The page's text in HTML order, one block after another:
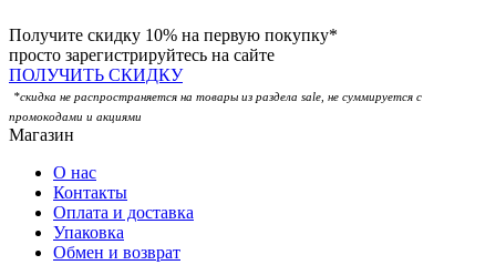
Получите скидку 10% на первую покупку*
просто зарегистрируйтесь на сайте
ПОЛУЧИТЬ СКИДКУ
*скидка не распространяется на товары из раздела sale, не суммируется с
промокодами и акциями
Магазин
О нас
Контакты
Оплата и доставка
Упаковка
Обмен и возврат